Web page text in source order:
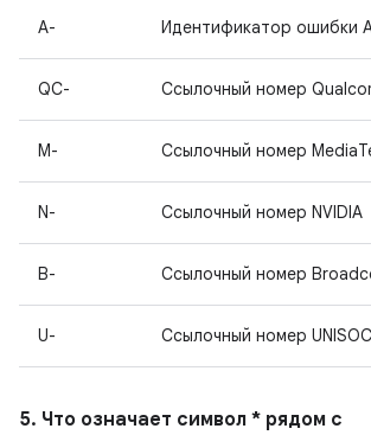
A- Идентификатор ошибки
QC- Ссылочный номер
M- Ссылочный номер
N- Ссылочный номер NVIDIA
B- Ссылочный номер
U- Ссылочный номер UNISOC
5. Что означает символ * рядом с